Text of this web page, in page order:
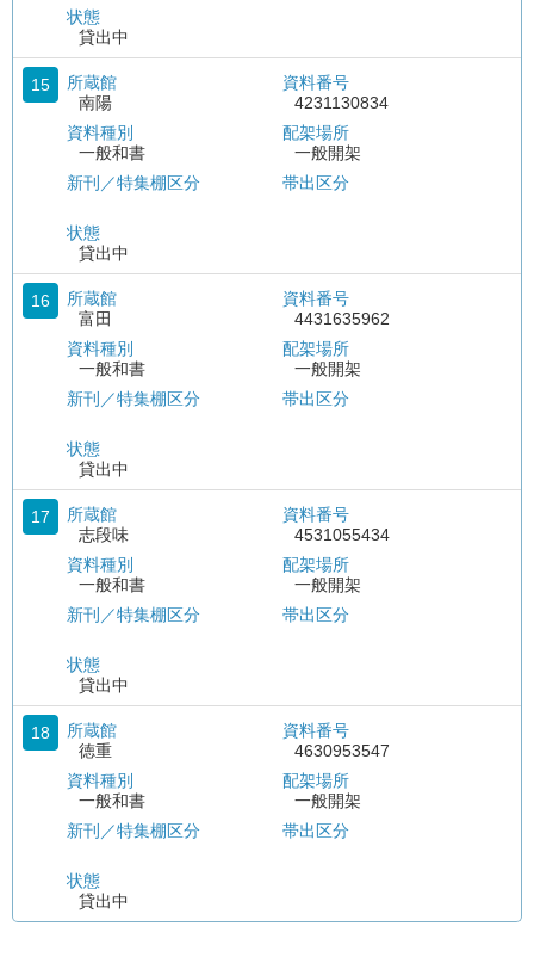
状態
貸出中
15
所蔵館
南陽
資料種別
一般和書
新刊／特集棚区分
状態
貸出中
資料番号
4231130834
配架場所
一般開架
帯出区分
16
所蔵館
富田
資料種別
一般和書
新刊／特集棚区分
状態
貸出中
資料番号
4431635962
配架場所
一般開架
帯出区分
17
所蔵館
志段味
資料種別
一般和書
新刊／特集棚区分
状態
貸出中
資料番号
4531055434
配架場所
一般開架
帯出区分
18
所蔵館
徳重
資料種別
一般和書
新刊／特集棚区分
状態
貸出中
資料番号
4630953547
配架場所
一般開架
帯出区分